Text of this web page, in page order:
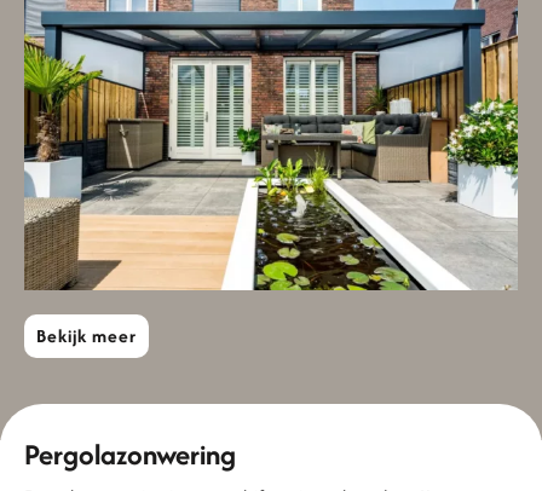
Bekijk meer
Pergolazonwering